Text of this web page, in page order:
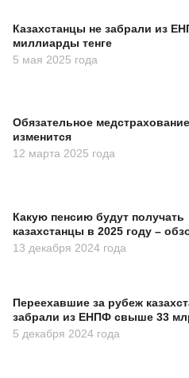
Казахстанцы не забрали из
миллиарды тенге
5 мая 2025 года
Обязательное
изменится
12 марта 2025 года
Какую пенсию будут получать
казахстанцы в 2025 году –
13 декабря 2024 года
Переехавшие за рубеж
забрали из ЕНПФ свыше 33
5 декабря 2024 года